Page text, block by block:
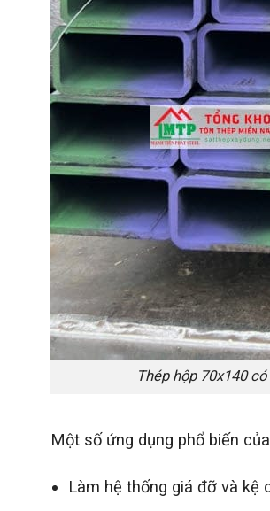
Thép hộp 70x140
Một số ứng dụng phổ biến
Làm hệ thống giá đỡ và kệ